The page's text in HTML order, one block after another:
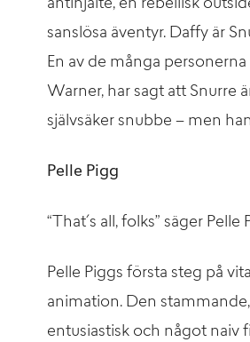
antihjälte, en rebellisk
sanslösa äventyr. Daffy är
En av de många
Warner, har sagt att Snurre
självsäker snubbe – men
Pelle Pigg
“That´s all, folks” säger
Pelle Piggs första steg på
animation. Den
entusiastisk och något naiv